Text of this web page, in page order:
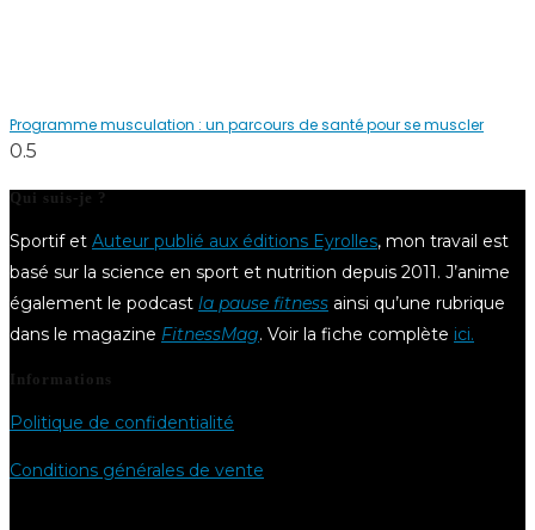
Programme musculation : un parcours de santé pour se muscler
Qui suis-je ?
Sportif et Auteur publié aux éditions Eyrolles, mon travail est
basé sur la science en sport et nutrition depuis 2011. J’anime
également le podcast la pause fitness ainsi qu’une rubrique
dans le magazine FitnessMag. Voir la fiche complète ici.
Informations
Politique de confidentialité
Conditions générales de vente